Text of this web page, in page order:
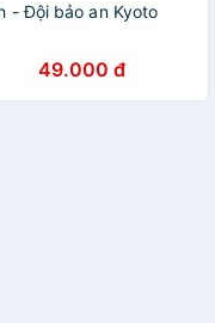
- Đội bảo an Kyoto
49.000 đ